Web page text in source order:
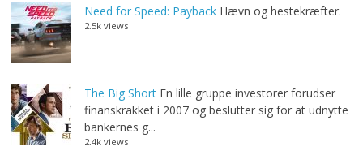
Need for Speed: Payback Hævn og hestekræfter.
2.5k views
The Big Short En lille gruppe investorer forudser
finanskrakket i 2007 og beslutter sig for at udnytte
bankernes g...
2.4k views